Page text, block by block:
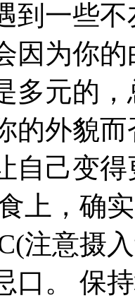
到一些
因为你
多元的
的外貌
自己变
上，确
注意摄
口。 保